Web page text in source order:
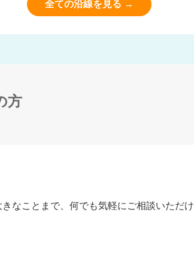
全ての沿線を見る →
方
なことまで、何でも気軽にご相談いただけ